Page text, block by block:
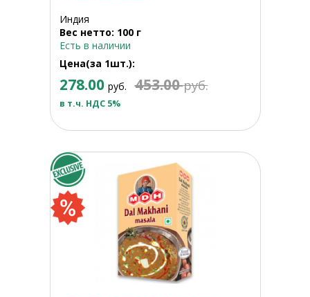
Индия
Вес нетто: 100 г
Есть в наличии
Цена(за 1шт.):
278.00 руб. 453.00руб.
в т.ч. НДС 5%